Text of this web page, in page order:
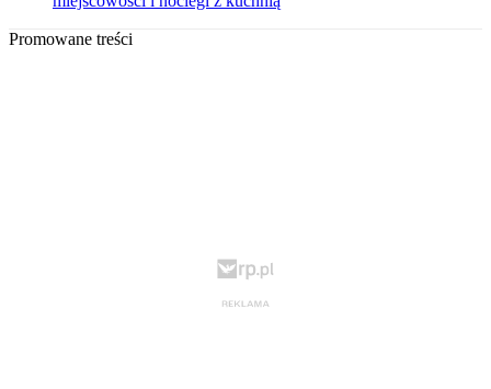
Promowane treści